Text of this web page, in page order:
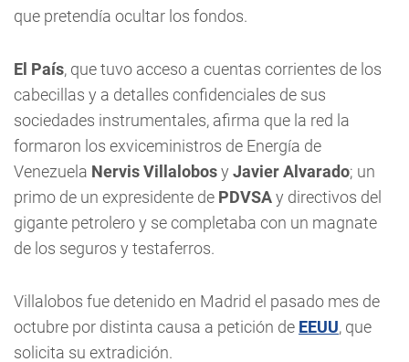
que pretendía ocultar los fondos.
El País, que tuvo acceso a cuentas corrientes de los
cabecillas y a detalles confidenciales de sus
sociedades instrumentales, afirma que la red la
formaron los exviceministros de Energía de
Venezuela Nervis Villalobosy Javier Alvarado; un
primo de un expresidente de PDVSAy directivos del
gigante petrolero y se completaba con un magnate
de los seguros y testaferros.
Villalobos fue detenido en Madrid el pasado mes de
octubre por distinta causa a petición de EEUU, que
solicita su extradición.